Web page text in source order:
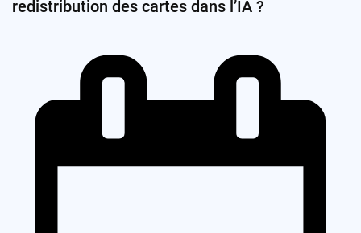
redistribution des cartes dans l’IA ?